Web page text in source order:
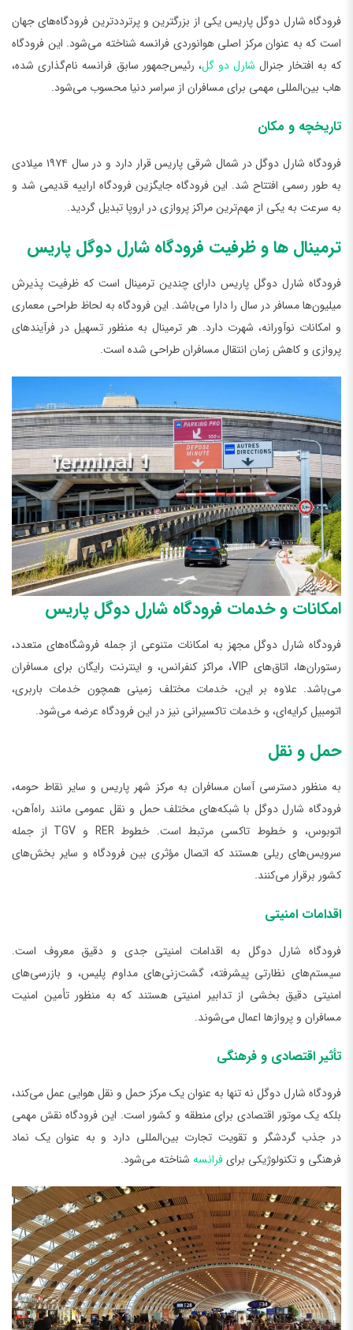
فرودگاه ‌شارل دوگل پاریس یکی از بزرگترین و پرترددترین فرودگاه‌های جهان
است که به عنوان مرکز اصلی هوانوردی فرانسه شناخته می‌شود. این فرودگاه
که به افتخار جنرال شارل دو گل، رئیس‌جمهور سابق فرانسه نام‌گذاری شده،
هاب بین‌المللی مهمی برای مسافران از سراسر دنیا محسوب می‌شود.
تاریخچه و مکان
فرودگاه شارل دوگل در شمال شرقی پاریس قرار دارد و در سال ۱۹۷۴ میلادی
به طور رسمی افتتاح شد. این فرودگاه جایگزین فرودگاه اراییه قدیمی شد و
به سرعت به یکی از مهم‌ترین مراکز پروازی در اروپا تبدیل گردید.
ترمینال‌ ها و ظرفیت فرودگاه ‌شارل دوگل پاریس
فرودگاه ‌شارل دوگل پاریس دارای چندین ترمینال است که ظرفیت پذیرش
میلیون‌ها مسافر در سال را دارا می‌باشد. این فرودگاه به لحاظ طراحی معماری
و امکانات نوآورانه، شهرت دارد. هر ترمینال به منظور تسهیل در فرآیندهای
پروازی و کاهش زمان انتقال مسافران طراحی شده است.
امکانات و خدمات فرودگاه ‌شارل دوگل پاریس
فرودگاه شارل دوگل مجهز به امکانات متنوعی از جمله فروشگاه‌های متعدد،
رستوران‌ها، اتاق‌های VIP، مراکز کنفرانس، و اینترنت رایگان برای مسافران
می‌باشد. علاوه بر این، خدمات مختلف زمینی همچون خدمات باربری،
اتومبیل کرایه‌ای، و خدمات تاکسیرانی نیز در این فرودگاه عرضه می‌شود.
حمل و نقل
به منظور دسترسی آسان مسافران به مرکز شهر پاریس و سایر نقاط حومه،
فرودگاه شارل دوگل با شبکه‌های مختلف حمل و نقل عمومی مانند راه‌آهن،
اتوبوس، و خطوط تاکسی مرتبط است. خطوط RER و TGV از جمله
سرویس‌های ریلی هستند که اتصال مؤثری بین فرودگاه و سایر بخش‌های
کشور برقرار می‌کنند.
اقدامات امنیتی
فرودگاه شارل دوگل به اقدامات امنیتی جدی و دقیق معروف است.
سیستم‌های نظارتی پیشرفته، گشت‌زنی‌های مداوم پلیس، و بازرسی‌های
امنیتی دقیق بخشی از تدابیر امنیتی هستند که به منظور تأمین امنیت
مسافران و پروازها اعمال می‌شوند.
تأثیر اقتصادی و فرهنگی
فرودگاه شارل دوگل نه تنها به عنوان یک مرکز حمل و نقل هوایی عمل می‌کند،
بلکه یک موتور اقتصادی برای منطقه و کشور است. این فرودگاه نقش مهمی
در جذب گردشگر و تقویت تجارت بین‌المللی دارد و به عنوان یک نماد
فرهنگی و تکنولوژیکی برایفرانسه شناخته می‌شود.